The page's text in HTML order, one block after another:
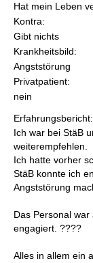
Hat mein Leben
Kontra:
Gibt nichts
Krankheitsbild:
Angststörung
Privatpatient:
nein
Erfahrungsbericht:
Ich war bei StäB
weiterempfehlen.
Ich hatte vorher
StäB konnte ich
Angststörung
Das Personal
engagiert. ????
Alles in allem ein